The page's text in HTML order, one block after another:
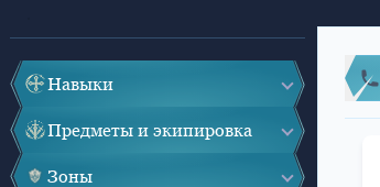
Навыки
Предметы и экипировка
Зоны